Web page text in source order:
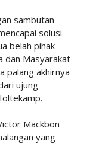
sambutan
solusi
belah pihak
dan Masyarakat
palang akhirnya
ujung
Mackbon
yang